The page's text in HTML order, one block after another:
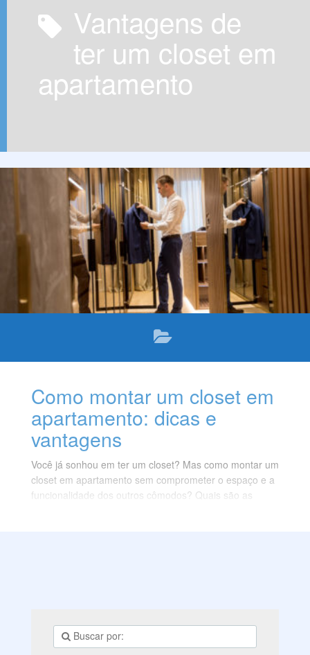
vantagens de
ter um closet em
apartamento
Como montar um closet em
apartamento: dicas e
vantagens
Você já sonhou em ter um closet? Mas como montar um
closet em apartamento sem comprometer o espaço e a
funcionalidade dos outros cômodos? Quais são as